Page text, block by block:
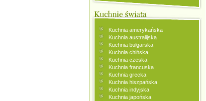
Kuchnia amerykańska
Kuchnia australijska
Kuchnia bułgarska
Kuchnia chińska
Kuchnia czeska
Kuchnia francuska
Kuchnia grecka
Kuchnia hiszpańska
Kuchnia indyjska
Kuchnia japońska